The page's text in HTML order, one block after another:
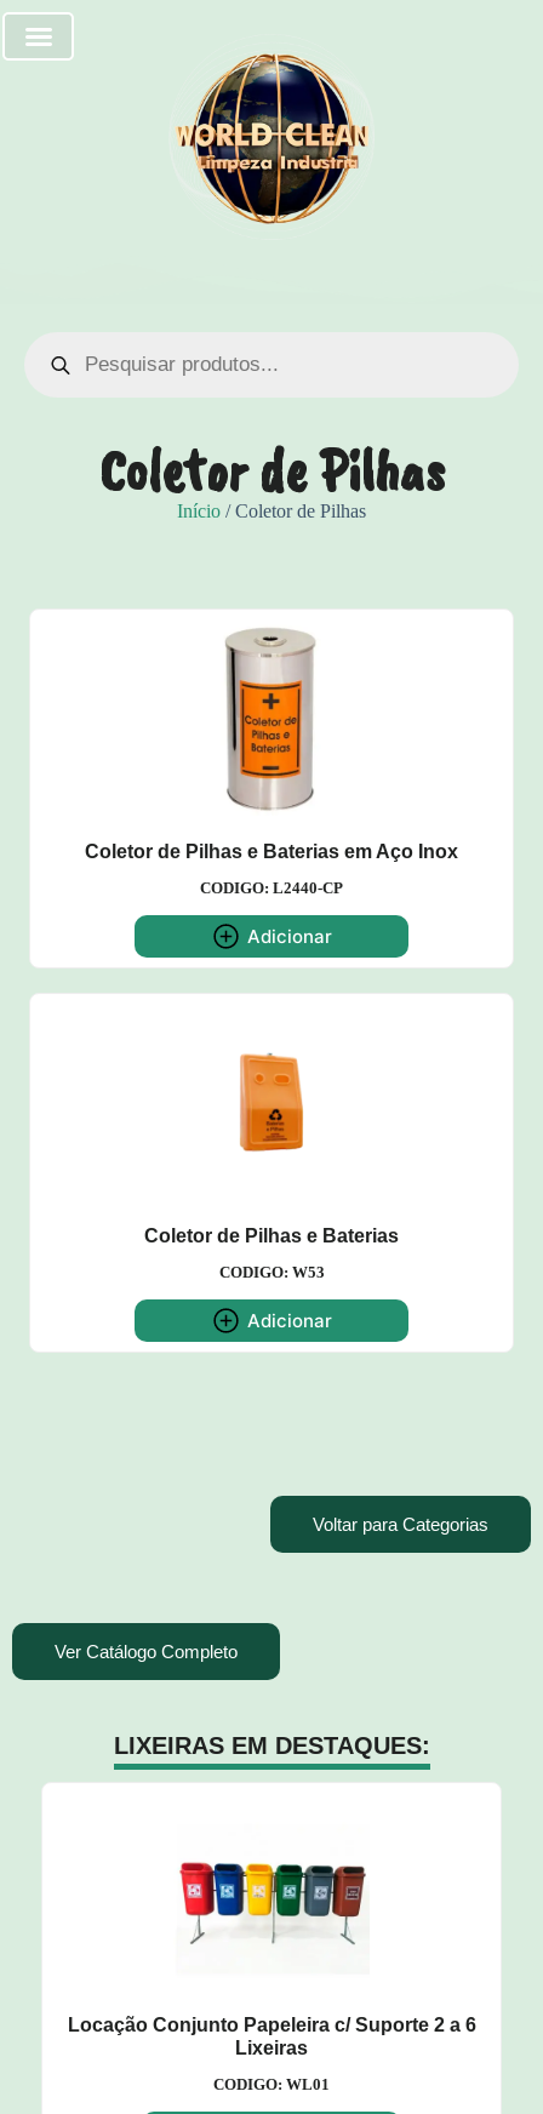
Coletor de Pilhas
Início / Coletor de Pilhas
Coletor de Pilhas e Baterias em Aço Inox
CODIGO: L2440-CP
Adicionar
Coletor de Pilhas e Baterias
CODIGO: W53
Adicionar
Voltar para Categorias
Ver Catálogo Completo
LIXEIRAS EM DESTAQUES:
Locação Conjunto Papeleira c/ Suporte 2 a 6
Lixeiras
CODIGO: WL01